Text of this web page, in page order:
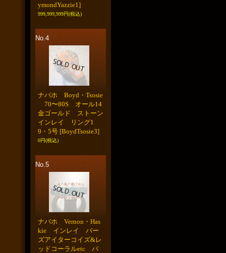
ymondYazzie1]
999,999,999円(税込)
No.4
ナバホ Boyd・Tsosie
70〜80S オール14
金ゴールド ストーン
インレイ リング1
9・5号 [BoydTsosie3]
0円(税込)
No.5
ナバホ Vernon・Has
kie インレイ バー
ズアイターコイズ&レ
ッドコーラルetc バ